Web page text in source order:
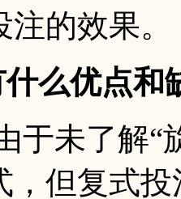
的效果。
么优点和
未了解“
，但复式